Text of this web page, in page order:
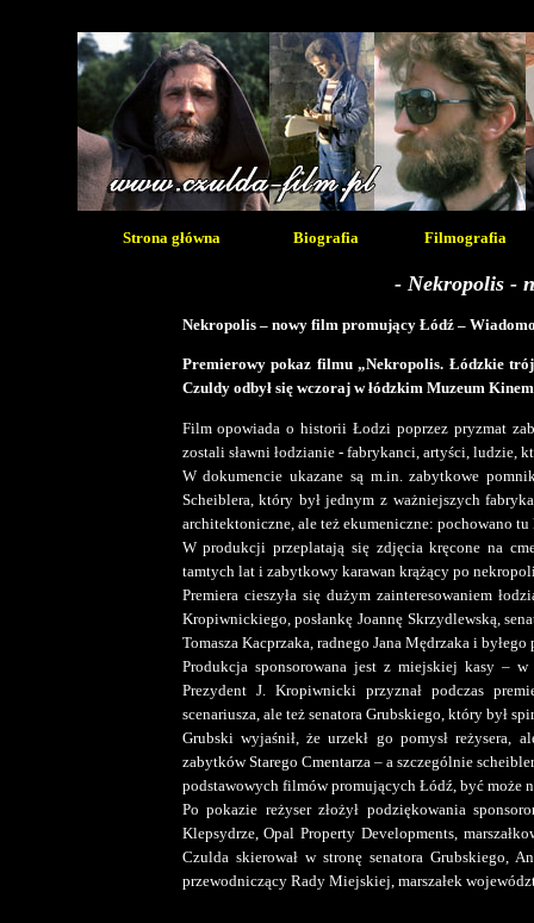
Strona główna Biografia Filmografia
- Nekropolis -
Nekropolis – nowy film promujący Łódź –
Premierowy pokaz filmu „Nekropolis. Łódzkie
Czuldy odbył się wczoraj w łódzkim Muzeum
Film opowiada o historii Łodzi poprzez pryzmat
zostali sławni łodzianie - fabrykanci, artyści, ludzie,
W dokumencie ukazane są m.in. zabytkowe
Scheiblera, który był jednym z ważniejszych
architektoniczne, ale też ekumeniczne: pochowano
W produkcji przeplatają się zdjęcia kręcone na
tamtych lat i zabytkowy karawan krążący po
Premiera cieszyła się dużym zainteresowaniem
Kropiwnickiego, posłankę Joannę Skrzydlewską,
Tomasza Kacprzaka, radnego Jana Mędrzaka i
Produkcja sponsorowana jest z miejskiej kasy –
Prezydent J. Kropiwnicki przyznał podczas
scenariusza, ale też senatora Grubskiego, który był
Grubski wyjaśnił, że urzekł go pomysł
zabytków Starego Cmentarza – a szczególnie
podstawowych filmów promujących Łódź, być może
Po pokazie reżyser złożył podziękowania
Klepsydrze, Opal Property Developments,
Czulda skierował w stronę senatora Grubskiego,
przewodniczący Rady Miejskiej, marszałek